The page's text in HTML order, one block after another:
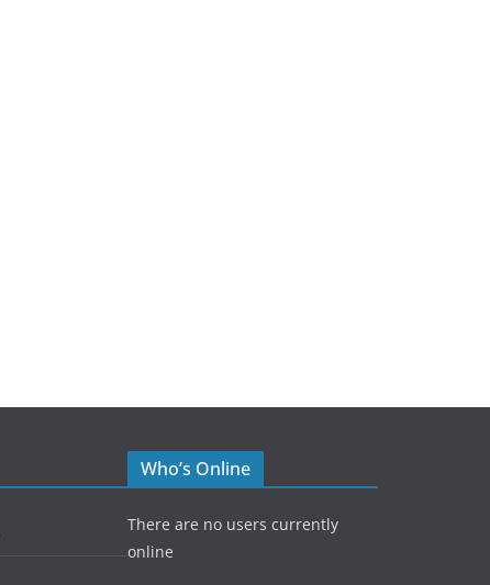
Who’s Online
There are no users currently
online